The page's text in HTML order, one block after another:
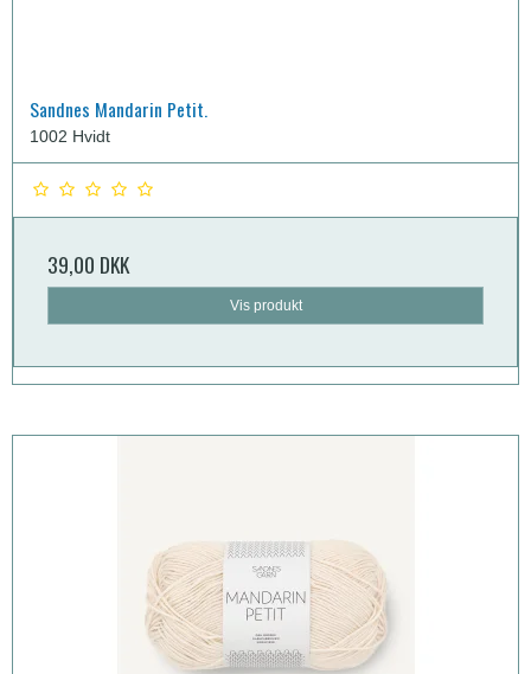
Sandnes Mandarin Petit.
1002 Hvidt
39,00 DKK
Vis produkt